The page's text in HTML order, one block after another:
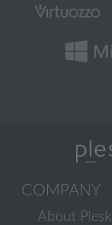
COMPANY
About Plesk